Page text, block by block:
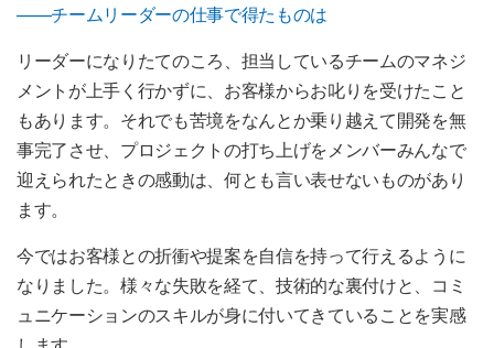
——チームリーダーの仕事で得たものは
リーダーになりたてのころ、担当しているチームのマネジ
メントが上手く行かずに、お客様からお叱りを受けたこと
もあります。それでも苦境をなんとか乗り越えて開発を無
事完了させ、プロジェクトの打ち上げをメンバーみんなで
迎えられたときの感動は、何とも言い表せないものがあり
ます。
今ではお客様との折衝や提案を自信を持って行えるように
なりました。様々な失敗を経て、技術的な裏付けと、コミ
ュニケーションのスキルが身に付いてきていることを実感